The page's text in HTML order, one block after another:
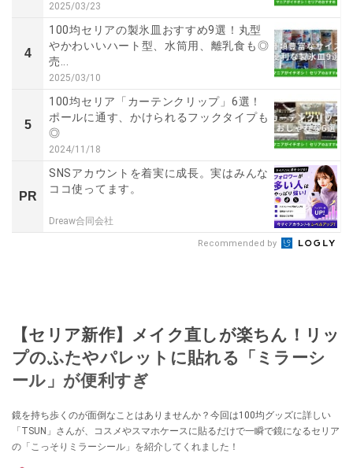
2025/03/23
4
100均セリアの製氷皿おすすめ9選！丸型
やかわいいハート型、水筒用、離乳食も◎
売...
2025/03/10
5
100均セリア「カーテンクリップ」6選！
ポールに通す、かけられるフックタイプも
◎
2024/11/18
PR
SNSアカウントを着実に成長。実はみんな
ココ使ってます。
Dreaw合同会社
Recommended by
【セリア新作】メイク直しが楽ちん！リッ
プのふたやパレットに貼れる「ミラーシ
ール」が便利すぎ
鏡を持ち歩くのが面倒なことはありませんか？今回は100均グッズに詳しい
「TSUN」さんが、コスメやスマホケースに貼るだけで一瞬で鏡になるセリア
の「こっそりミラーシール」を紹介してくれました！